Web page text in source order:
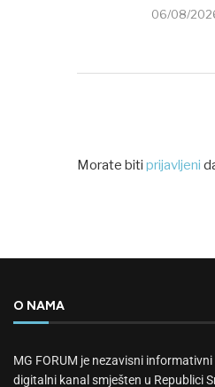
06/08/
Morate biti prijavljeni
O NAMA
MG FORUM je nezavisni informativni
digitalni kanal smješten u Republici